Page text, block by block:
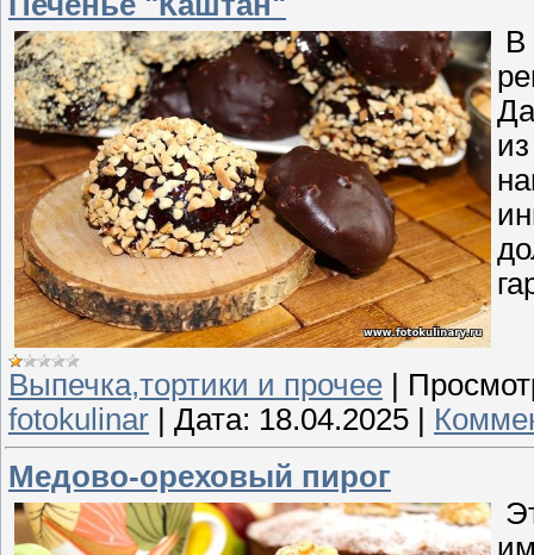
В
Выпечка,тортики и прочее
fotokulinar
Дата: 18.04.2025
Медово-ореховый пирог